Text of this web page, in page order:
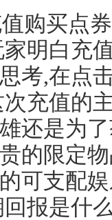
购买点
明白充
考,在点
充值的
还是为
的限定
可支配
报是什